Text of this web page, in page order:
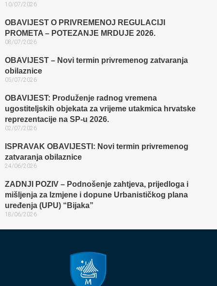
10/07/2026
OBAVIJEST O PRIVREMENOJ REGULACIJI
PROMETA – POTEZANJE MRDUJE 2026.
08/07/2026
OBAVIJEST – Novi termin privremenog zatvaranja
obilaznice​
05/07/2026
OBAVIJEST: Produženje radnog vremena
ugostiteljskih objekata za vrijeme utakmica hrvatske
reprezentacije na SP-u 2026.
02/07/2026
ISPRAVAK OBAVIJESTI: Novi termin privremenog
zatvaranja obilaznice​
24/06/2026
ZADNJI POZIV – Podnošenje zahtjeva, prijedloga i
mišljenja za Izmjene i dopune Urbanističkog plana
uređenja (UPU) “Bijaka”
18/06/2026